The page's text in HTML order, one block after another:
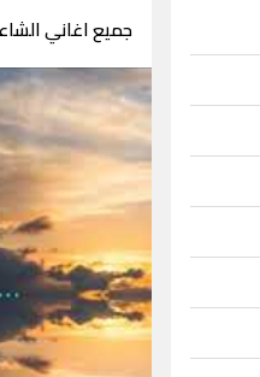
جميع اغاني